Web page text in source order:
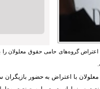
اعتراض گروه‌های حامی حقوق معلولان
معلولان با اعتراض به حضور